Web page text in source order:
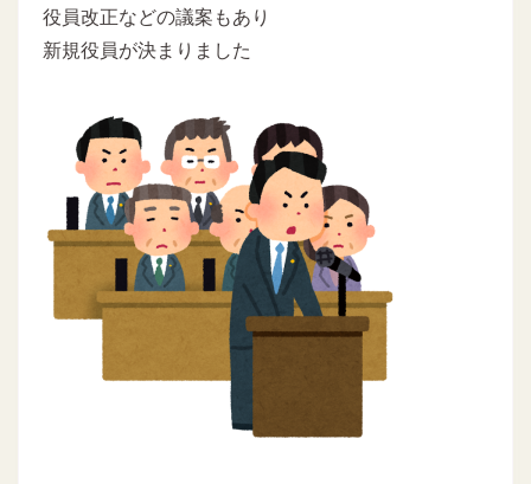
役員改正などの議案もあり
新規役員が決まりました